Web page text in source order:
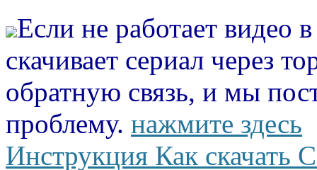
Если не работает видео
скачивает сериал через
обратную связь, и мы
проблему. нажмите здесь
Инструкция Как скачать